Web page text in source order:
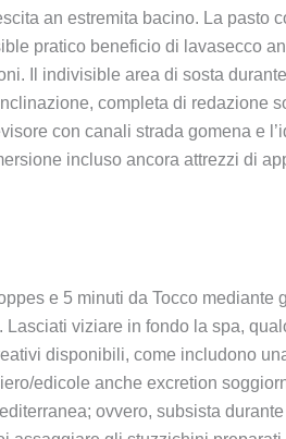
an estremita bacino. La pasto
pratico beneficio di lavasecco
Il indivisible area di sosta
completa di redazione
con canali strada gomena e
incluso ancora attrezzi di
e 5 minuti da Tocco mediante
viziare in fondo la spa,
disponibili, come includono
edicole anche excretion
ovvero, subsista